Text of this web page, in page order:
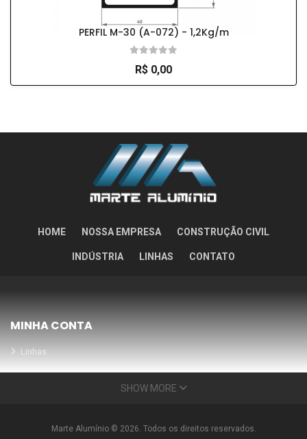
PERFIL M-30 (A-072) - 1,2Kg/m
R$ 0,00
HOME NOSSA EMPRESA CONSTRUÇÃO CIVIL
INDÚSTRIA LINHAS CONTATO
MINHA CONTA
Linhas
Meus Orçamentos
Condições Especiais
SHOW MORE
Marte Alumínio © 2026. Todos os direitos reservados.